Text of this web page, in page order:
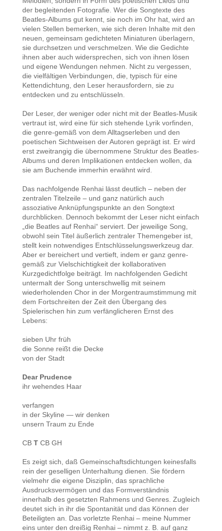
der begleitenden Fotografie. Wer die Songtexte des
Beatles-Albums gut kennt, sie noch im Ohr hat, wird an
vielen Stellen bemerken, wie sich deren Inhalte mit den
neuen, gemeinsam gedichteten Miniaturen überlagern,
sie durchsetzen und verschmelzen. Wie die Gedichte
ihnen aber auch widersprechen, sich von ihnen lösen
und eigene Wendungen nehmen. Nicht zu vergessen,
die vielfältigen Verbindungen, die, typisch für eine
Kettendichtung, den Leser herausfordern, sie zu
entdecken und zu entschlüsseln.
Der Leser, der weniger oder nicht mit der Beatles-Musik
vertraut ist, wird eine für sich stehende Lyrik vorfinden,
die genre-gemäß von dem Alltagserleben und den
poetischen Sichtweisen der Autoren geprägt ist. Er wird
erst zweitrangig die übernommene Struktur des Beatles-
Albums und deren Implikationen entdecken wollen, da
sie am Buchende immerhin erwähnt wird.
Das nachfolgende Renhai lässt deutlich – neben der
zentralen Titelzeile – und ganz natürlich auch
assoziative Anknüpfungspunkte an den Songtext
durchblicken. Dennoch bekommt der Leser nicht einfach
„die Beatles auf Renhai“ serviert. Der jeweilige Song,
obwohl sein Titel äußerlich zentraler Themengeber ist,
stellt kein notwendiges Entschlüsselungswerkzeug dar.
Aber er bereichert und vertieft, indem er ganz genre-
gemäß zur Vielschichtigkeit der kollaborativen
Kurzgedichtfolge beiträgt. Im nachfolgenden Gedicht
untermalt der Song unterschwellig mit seinem
wiederholenden Chor in der Morgentraumstimmung mit
dem Fortschreiten der Zeit den Übergang des
Spielerischen hin zum verfänglicheren Ernst des
Lebens:
sieben Uhr früh
die Sonne reißt die Decke
von der Stadt
Dear Prudence
ihr wehendes Haar
verfangen
in der Skyline — wir denken
unsern Traum zu Ende
CB T CB GH
Es zeigt sich, daß Gemeinschaftsdichtungen keinesfalls
rein der geselligen Unterhaltung dienen. Sie fördern
vielmehr die eigene Disziplin, das sprachliche
Ausdrucksvermögen und das Formverständnis
innerhalb des gesetzten Rahmens und Genres. Zugleich
deutet sich in ihr die Spontanität und das Können der
Beteiligten an. Das vorletzte Renhai – meine Nummer
eins unter den dreißig Renhai – nimmt z. B. auf ganz